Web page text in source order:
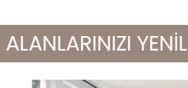
YENİLEYİN